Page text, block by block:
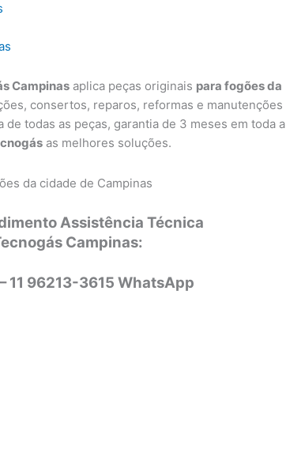
Campinas aplica peças originais para fogões da
consertos, reparos, reformas e manutenções
todas as peças, garantia de 3 meses em toda a
as melhores soluções.
da cidade de Campinas
Assistência Técnica
Campinas:
11 96213-3615 WhatsApp